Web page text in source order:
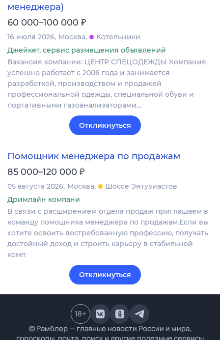
менеджера)
60 000–100 000 ₽
16 июля 2026 Москва
Котельники
Джейкет, сервис размещения объявлений
Вакансия компании: ЦЕНТР СПЕЦОДЕЖДЫ Компания
успешно работает с 2006 года и занимается
разработкой, производством и продажей
профессиональной одежды, специальной обуви и
портативными газоанализаторами…
Откликнуться
Помощник менеджера по продажам
85 000–120 000 ₽
05 августа 2026 Москва
Шоссе Энтузиастов
Дримлайн компани
В связи с расширением отдела продаж приглашаем в
команду помощника менеджера по продажам.Если вы
хотите освоить востребованную профессию, получать
достойный доход и строить карьеру в стабильной
комп
Откликнуться
© Рамблер — главные новости России и мира,
18+